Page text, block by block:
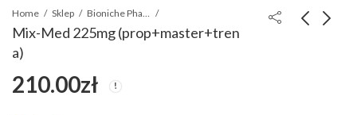
Home Sklep Bioniche Pharma
Mix-Med 225mg (prop+master+tren
a)
210.00zł